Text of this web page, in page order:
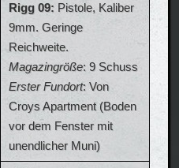
Rigg 09: Pistole, Kaliber
9mm. Geringe
Reichweite.
Magazingröße: 9 Schuss
Erster Fundort: Von
Croys Apartment (Boden
vor dem Fenster mit
unendlicher Muni)